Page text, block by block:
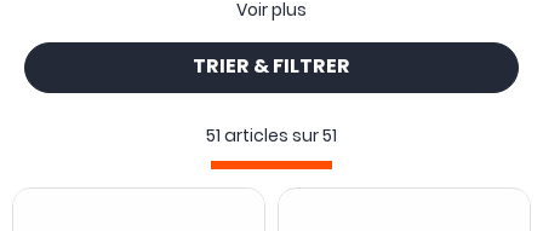
Vous pouvez retrouver sur cette page différentes marques
comme Flywoo, Team BlackSheep, BetaFPV ou encore Frsky
proposant chacun des protocoles différentes comme
Voir plus
TRIER & FILTRER
51 articles sur51